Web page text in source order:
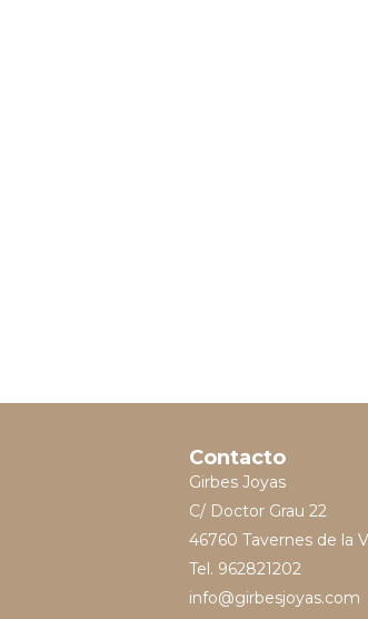
Contacto
Girbes Joyas
C/ Doctor Grau 22
46760 Tavernes de la
Tel. 962821202
info@girbesjoyas.com